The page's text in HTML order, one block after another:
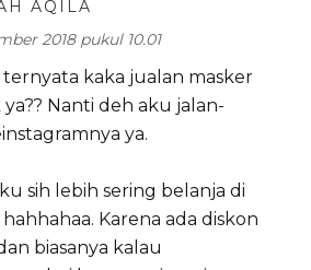
AQILA
2018 pukul 10.01
kaka jualan masker
Nanti deh aku jalan-
ya.
sih lebih sering belanja di
Karena ada diskon
biasanya kalau